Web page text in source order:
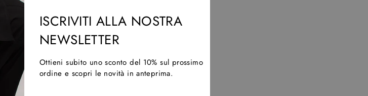
ISCRIVITI ALLA NOSTRA
NEWSLETTER
Ottieni subito uno sconto del 10% sul prossimo
ordine e scopri le novità in anteprima.